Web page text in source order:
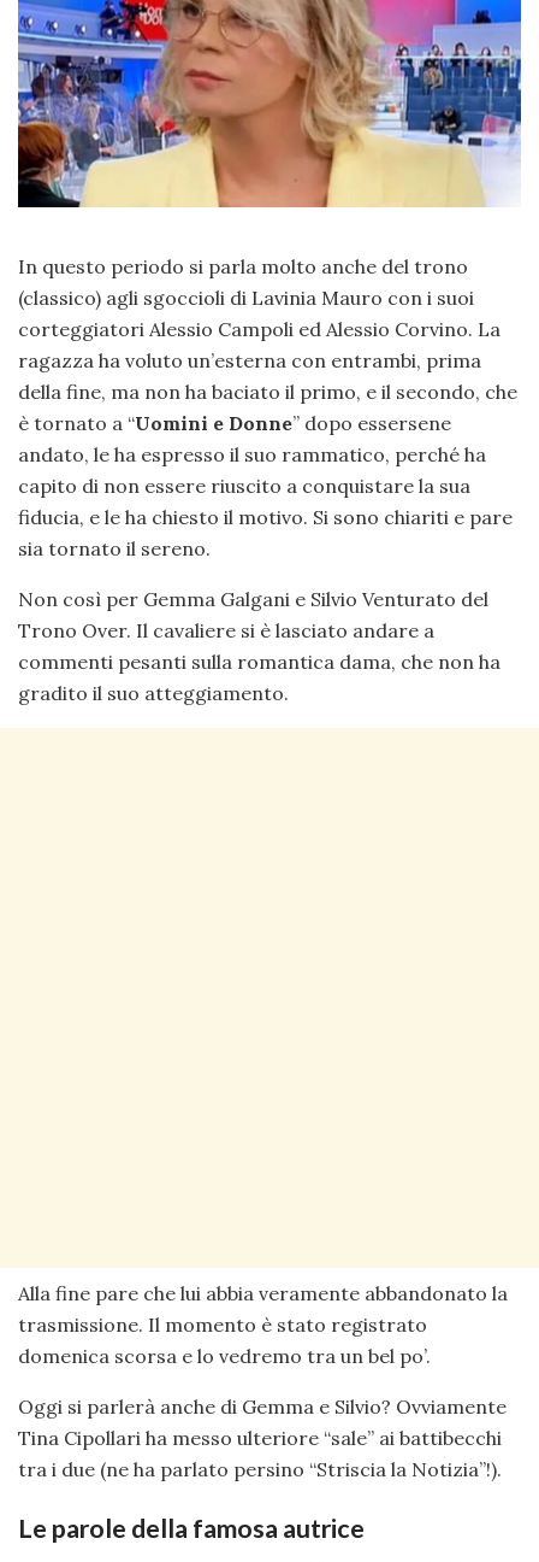
In questo periodo si parla molto anche del trono
(classico) agli sgoccioli di Lavinia Mauro con i suoi
corteggiatori Alessio Campoli ed Alessio Corvino. La
ragazza ha voluto un’esterna con entrambi, prima
della fine, ma non ha baciato il primo, e il secondo, che
è tornato a “Uomini e Donne” dopo essersene
andato, le ha espresso il suo rammatico, perché ha
capito di non essere riuscito a conquistare la sua
fiducia, e le ha chiesto il motivo. Si sono chiariti e pare
sia tornato il sereno.
Non così per Gemma Galgani e Silvio Venturato del
Trono Over. Il cavaliere si è lasciato andare a
commenti pesanti sulla romantica dama, che non ha
gradito il suo atteggiamento.
Alla fine pare che lui abbia veramente abbandonato la
trasmissione. Il momento è stato registrato
domenica scorsa e lo vedremo tra un bel po’.
Oggi si parlerà anche di Gemma e Silvio? Ovviamente
Tina Cipollari ha messo ulteriore “sale” ai battibecchi
tra i due (ne ha parlato persino “Striscia la Notizia”!).
Le parole della famosa autrice